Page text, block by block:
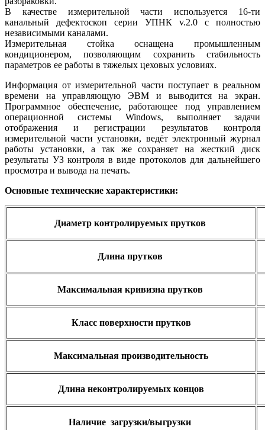
В качестве измерительной части используется 16-ти
канальный дефектоскоп серии УПНК v.2.0 с полностью
независимыми каналами.
Измерительная стойка оснащена промышленным
кондиционером, позволяющим сохранить стабильность
параметров ее работы в тяжелых цеховых условиях.
Информация от измерительной части поступает в реальном
времени на управляющую ЭВМ и выводится на экран.
Программное обеспечение, работающее под управлением
операционной системы Windows, выполняет задачи
отображения и регистрации результатов контроля
измерительной части установки, ведёт электронный журнал
работы установки, а так же сохраняет на жесткий диск
результаты УЗ контроля в виде протоколов для дальнейшего
просмотра и вывода на печать.
Основные технические характеристики:
Диаметр контролируемых прутков
Длина прутков
Максимальная кривизна прутков
Класс поверхности прутков
Максимальная производительность
Длина неконтролируемых концов
Наличие загрузки/выгрузки